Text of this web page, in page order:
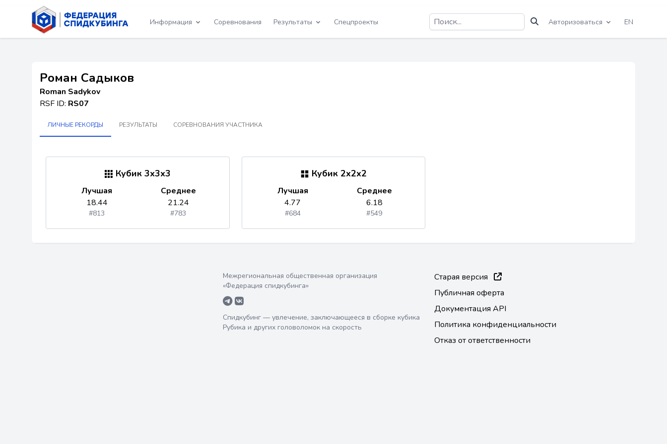
Информация Соревнования Результаты Спецпроекты Авторизоваться EN
Роман Садыков
Roman Sadykov
RSF ID: RS07
ЛИЧНЫЕ РЕКОРДЫ РЕЗУЛЬТАТЫ СОРЕВНОВАНИЯ УЧАСТНИКА
Кубик 3x3x3
Лучшая
18.44
#813
Среднее
21.24
#783
Кубик 2x2x2
Лучшая
4.77
#684
Среднее
6.18
#549
Межрегиональная общественная организация
«Федерация спидкубинга»
Спидкубинг — увлечение, заключающееся в сборке кубика
Рубика и других головоломок на скорость
Старая версия
Публичная оферта
Документация API
Политика конфиденциальности
Отказ от ответственности